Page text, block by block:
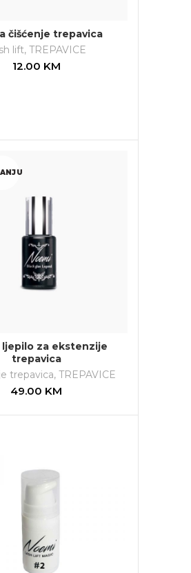
čišćenje trepavica
lift, TREPAVICE
12.00 KM
ljepilo za ekstenzije
trepavica
trepavica, TREPAVICE
49.00 KM